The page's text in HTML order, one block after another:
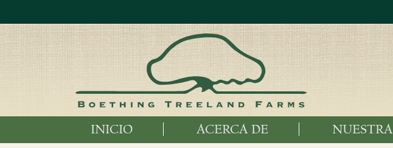
INICIO ACERCA DE